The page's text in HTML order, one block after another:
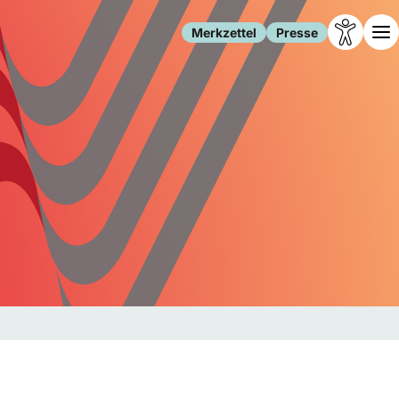
Merkzettel Presse
Leben
Familie
Freizeit
Gesundheit
Internet
Gesellschaft
Forschung
Migration
Polizei